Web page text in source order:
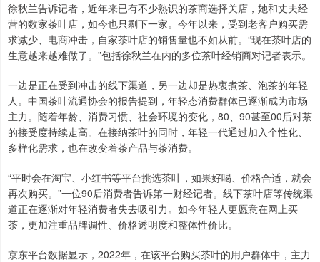
徐秋兰告诉记者，近年来已有不少熟识的茶商选择关店，她和丈夫经
营的数家茶叶店，如今也只剩下一家。今年以来，受到老客户购买需
求减少、电商冲击，自家茶叶店的销售量也不如从前。“现在茶叶店的
生意越来越难做了。”包括徐秋兰在内的多位茶叶经销商对记者表示。
一边是正在受到冲击的线下渠道，另一边却是热衷煮茶、泡茶的年轻
人。中国茶叶流通协会的报告提到，年轻态消费群体已逐渐成为市场
主力。随着年龄、消费习惯、社会环境的变化，80、90甚至00后对茶
的接受度持续走高。在接纳茶叶的同时，年轻一代通过加入个性化、
多样化需求，也在改变着茶产品与茶消费。
“平时会在淘宝、小红书等平台挑选茶叶，如果好喝、价格合适，就会
再次购买。”一位90后消费者告诉第一财经记者。线下茶叶店等传统渠
道正在逐渐对年轻消费者失去吸引力。如今年轻人更愿意在网上买
茶，更加注重品牌调性、价格透明度和整体性价比。
京东平台数据显示，2022年，在该平台购买茶叶的用户群体中，主力